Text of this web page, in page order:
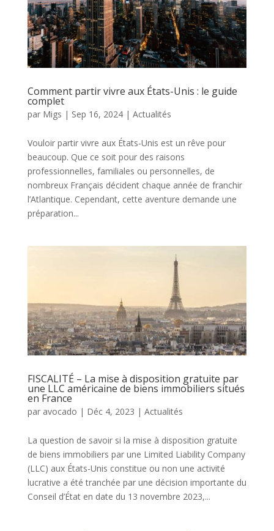
Comment partir vivre aux États-Unis : le guide
complet
par Migs | Sep 16, 2024| Actualités
Vouloir partir vivre aux États-Unis est un rêve pour
beaucoup. Que ce soit pour des raisons
professionnelles, familiales ou personnelles, de
nombreux Français décident chaque année de franchir
l’Atlantique. Cependant, cette aventure demande une
préparation...
FISCALITÉ – La mise à disposition gratuite par
une LLC américaine de biens immobiliers situés
en France
par avocado | Déc 4, 2023 | Actualités
La question de savoir si la mise à disposition gratuite
de biens immobiliers par une Limited Liability Company
(LLC) aux États-Unis constitue ou non une activité
lucrative a été tranchée par une décision importante du
Conseil d’État en date du 13 novembre 2023,...